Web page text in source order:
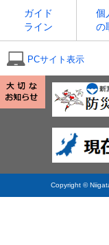
ガイド
ライン
個
の
PCサイト表示
Copyright ©